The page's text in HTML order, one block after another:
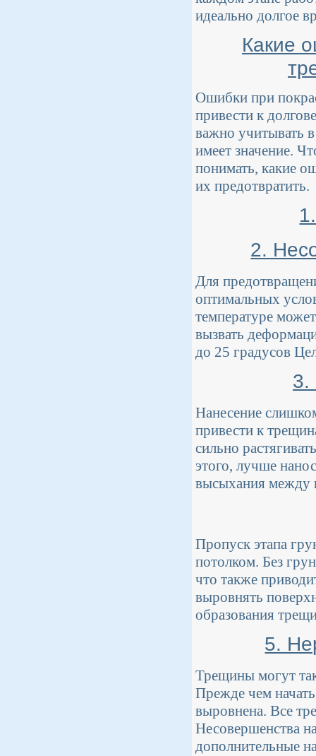
идеально долгое
Какие
Ошибки при
привести к
важно учитывать
имеет значение.
понимать, какие
их предотвратить.
2.
Для
оптимальных
температуре
вызвать
до 25 градусов
3.
Нанесение
привести к
сильно
этого, лучше
высыхания между
Пропуск этапа
потолком. Без
что также
выровнять
образования
5.
Трещины могут
Прежде чем
выровнена. Все
Несовершенства
дополнительные